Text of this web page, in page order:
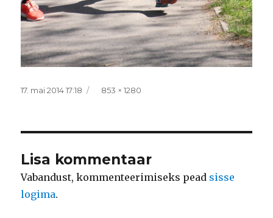
Postitatud
17. mai 2014 17:18 Täissuurus
853 × 1280
Lisa kommentaar
Vabandust, kommenteerimiseks pead sisse
logima.